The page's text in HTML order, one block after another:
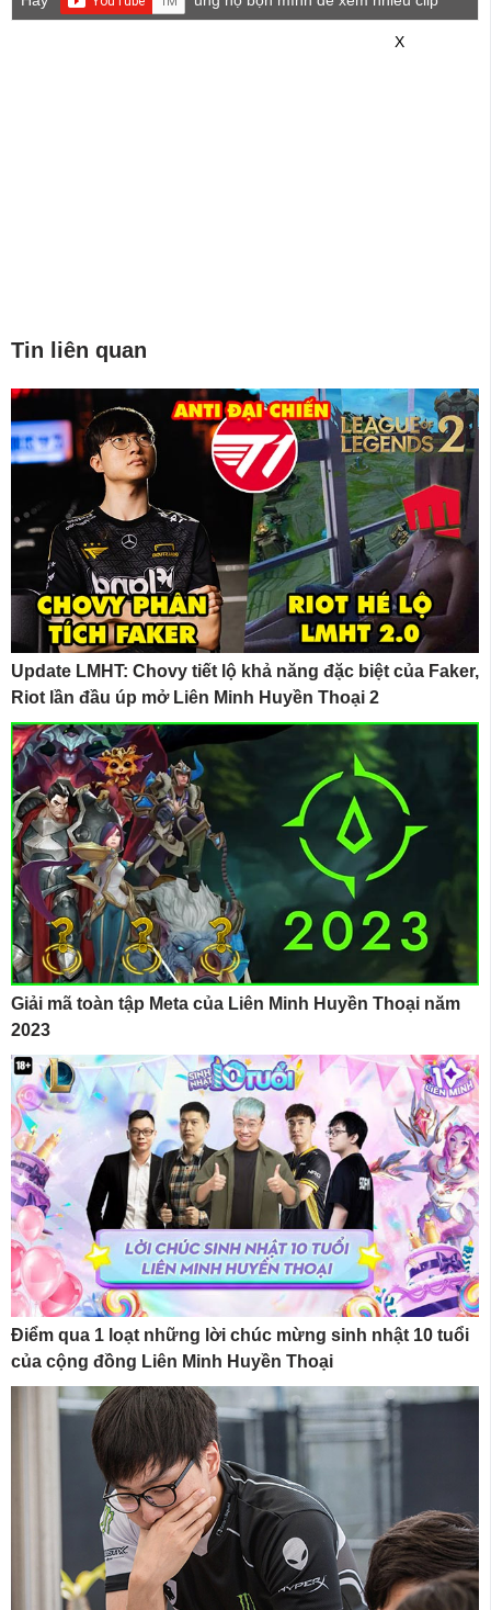
X
Tin liên quan
Update LMHT: Chovy tiết lộ khả năng đặc biệt của Faker,
Riot lần đầu úp mở Liên Minh Huyền Thoại 2
Giải mã toàn tập Meta của Liên Minh Huyền Thoại năm
2023
Điểm qua 1 loạt những lời chúc mừng sinh nhật 10 tuổi
của cộng đồng Liên Minh Huyền Thoại